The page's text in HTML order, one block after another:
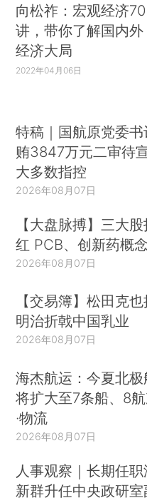
向松祚：宏观经济70
讲，带你了解国内外
经济大局
2022年04月06日
特稿｜国航原党委
贿3847万元二审待
大多数指控
2026年08月07日
【大盘脉搏】三大
红 PCB、创新药概
2026年08月07日
【交易簿】松田克
明治折戟中国乳业
2026年08月07日
海杰航运：今夏北
将扩大至7条船、8
·物流
2026年08月07日
人事观察｜长期任
新群升任中央政研